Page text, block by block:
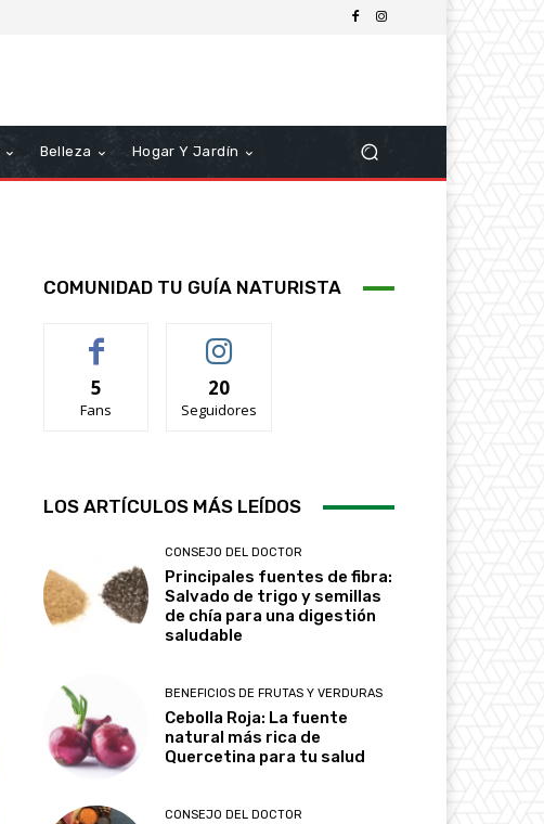
Belleza Hogar Y Jardín
COMUNIDAD TU GUÍA NATURISTA
5
Fans
20
Seguidores
LOS ARTÍCULOS MÁS LEÍDOS
CONSEJO DEL DOCTOR
Principales fuentes de fibra:
Salvado de trigo y semillas
de chía para una digestión
saludable
BENEFICIOS DE FRUTAS Y VERDURAS
Cebolla Roja: La fuente
natural más rica de
Quercetina para tu salud
CONSEJO DEL DOCTOR